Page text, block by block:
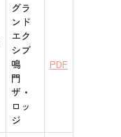
グラ
ンド
エク
シブ
鳴
門
ザ・
ロッ
ジ
PDF